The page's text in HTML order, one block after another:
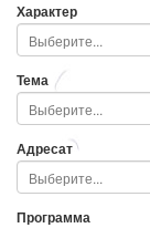
Характер
Тема
Адресат
Программа